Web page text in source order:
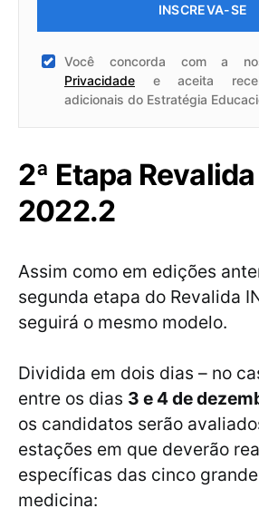
INSCREVA-SE
Você concorda com a
Privacidade e aceita
adicionais do Estratégia
2ª Etapa Revalida
2022.2
Assim como em edições
segunda etapa do Revalida
seguirá o mesmo modelo.
Dividida em dois dias – no
entre os dias 3 e 4 de
os candidatos serão
estações em que deverão
específicas das cinco
medicina: